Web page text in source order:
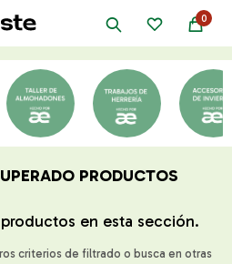
0
PRODUCTOS
en esta sección.
criterios de filtrado o busca en otras